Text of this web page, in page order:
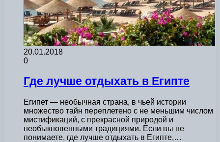
20.01.2018
0
Где лучше отдыхать в Египте
Египет — необычная страна, в чьей истории
множество тайн переплетено с не меньшим числом
мистификаций, с прекрасной природой и
необыкновенными традициями. Если вы не
понимаете, где лучше отдыхать в Египте,…